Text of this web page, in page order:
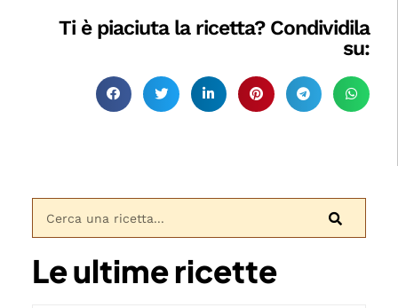
Ti è piaciuta la ricetta? Condividila
su:
Le ultime ricette